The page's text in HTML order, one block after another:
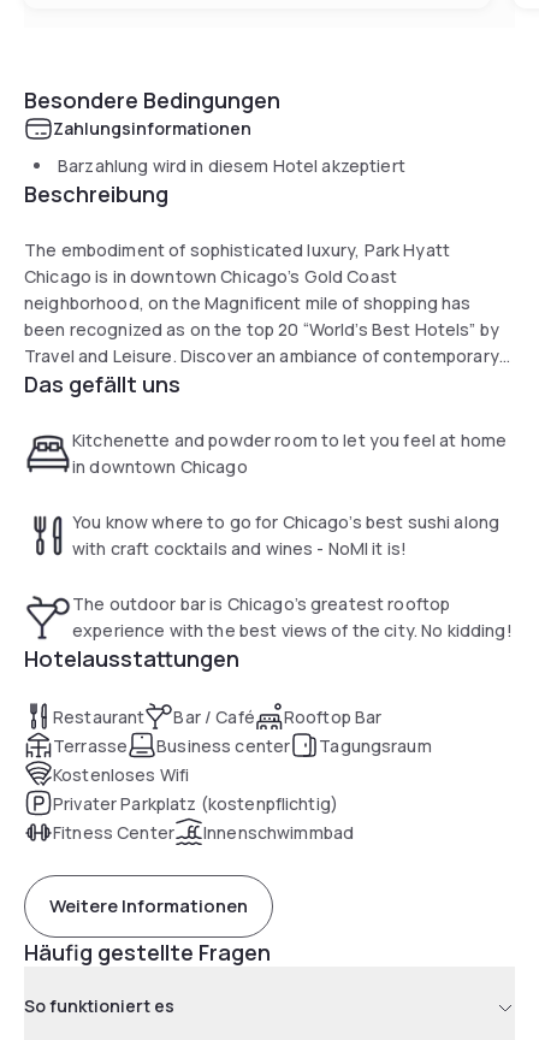
Besondere Bedingungen
Zahlungsinformationen
Barzahlung wird in diesem Hotel akzeptiert
Beschreibung
The embodiment of sophisticated luxury, Park Hyatt
Chicago is in downtown Chicago’s Gold Coast
neighborhood, on the Magnificent mile of shopping has
been recognized as on the top 20 “World’s Best Hotels” by
Travel and Leisure. Discover an ambiance of contemporary
chic, from original works of art to culinary creations and
and Lake Michigan. Elegantly understated rooms and a staff
dedicated to ensure a remarkable stay.
Das gefällt uns
Kitchenette and powder room to let you feel at home
in downtown Chicago
You know where to go for Chicago’s best sushi along
with craft cocktails and wines - NoMI it is!
The outdoor bar is Chicago’s greatest rooftop
experience with the best views of the city. No kidding!
Hotelausstattungen
Restaurant Bar / Café
Rooftop Bar
Terrasse
Business center
Tagungsraum
Kostenloses Wifi
Privater Parkplatz (kostenpflichtig)
Fitness Center
Innenschwimmbad
Weitere Informationen
Häufig gestellte Fragen
So funktioniert es